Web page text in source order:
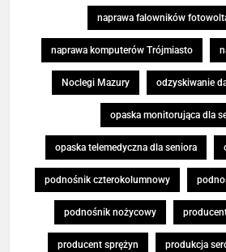
naprawa falowników
naprawa komputerów Trójmiasto
Noclegi Mazury odzyskiwanie
opaska monitorująca dla
opaska telemedyczna dla seniora
podnośnik czterokolumnowy
podnośnik nożycowy
producent sprężyn produkcja